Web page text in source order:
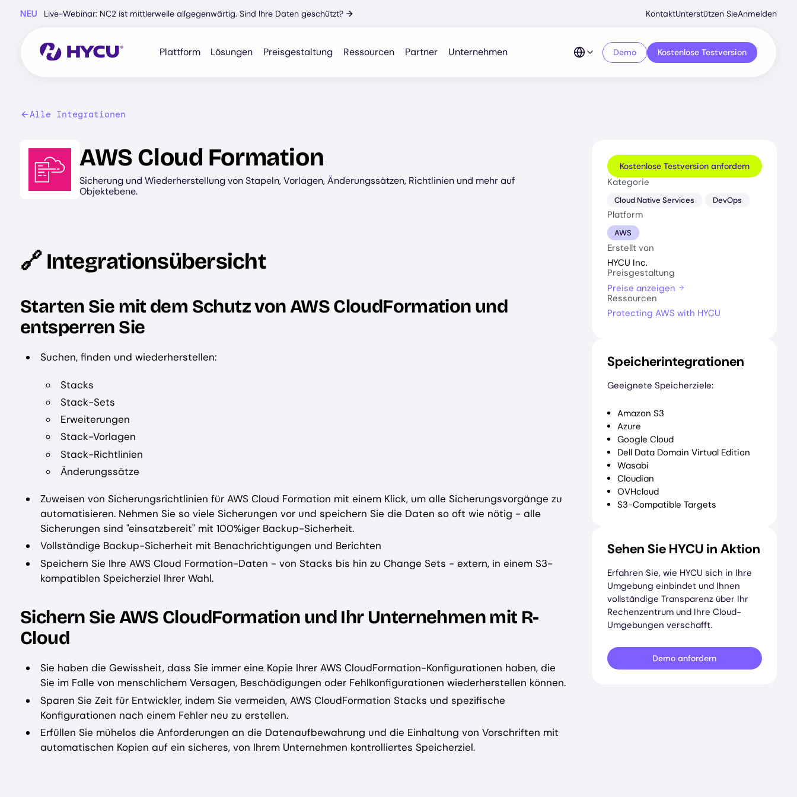
Hauptinhalt
NEU Live-Webinar: NC2 ist mittlerweile allgegenwärtig. Sind Ihre Daten geschützt? →
Menu
KontaktUnterstützen SieAnmelden
Plattform Lösungen Preisgestaltung Ressourcen Partner Unternehmen Demo Kostenlose Testversion
Alle Integrationen
Image AWS Cloud Formation
Sicherung und Wiederherstellung von Stapeln, Vorlagen, Änderungssätzen, Richtlinien und mehr auf
Objektebene.
🔗 Integrationsübersicht
Starten Sie mit dem Schutz von AWS CloudFormation und
entsperren Sie
Suchen, finden und wiederherstellen:
Stacks
Stack-Sets
Erweiterungen
Stack-Vorlagen
Stack-Richtlinien
Änderungssätze
Zuweisen von Sicherungsrichtlinien für AWS Cloud Formation mit einem Klick, um alle Sicherungsvorgänge zu
automatisieren. Nehmen Sie so viele Sicherungen vor und speichern Sie die Daten so oft wie nötig - alle
Sicherungen sind "einsatzbereit" mit 100%iger Backup-Sicherheit.
Vollständige Backup-Sicherheit mit Benachrichtigungen und Berichten
Speichern Sie Ihre AWS Cloud Formation-Daten - von Stacks bis hin zu Change Sets - extern, in einem S3-
kompatiblen Speicherziel Ihrer Wahl.
Sichern Sie AWS CloudFormation und Ihr Unternehmen mit R-
Cloud
Sie haben die Gewissheit, dass Sie immer eine Kopie Ihrer AWS CloudFormation-Konfigurationen haben, die
Sie im Falle von menschlichem Versagen, Beschädigungen oder Fehlkonfigurationen wiederherstellen können.
Sparen Sie Zeit für Entwickler, indem Sie vermeiden, AWS CloudFormation Stacks und spezifische
Konfigurationen nach einem Fehler neu zu erstellen.
Erfüllen Sie mühelos die Anforderungen an die Datenaufbewahrung und die Einhaltung von Vorschriften mit
automatischen Kopien auf ein sicheres, von Ihrem Unternehmen kontrolliertes Speicherziel.
Kostenlose Testversion anfordern
Kategorie
Cloud Native Services DevOps
Platform
AWS
Erstellt von
HYCU Inc.
Preisgestaltung
Preise anzeigen
Ressourcen
Protecting AWS with HYCU
Speicherintegrationen
Geeignete Speicherziele:
Amazon S3
Azure
Google Cloud
Dell Data Domain Virtual Edition
Wasabi
Cloudian
OVHcloud
S3-Compatible Targets
Sehen Sie HYCU in Aktion
Erfahren Sie, wie HYCU sich in Ihre
Umgebung einbindet und Ihnen
vollständige Transparenz über Ihr
Rechenzentrum und Ihre Cloud-
Umgebungen verschafft.
Demo anfordern